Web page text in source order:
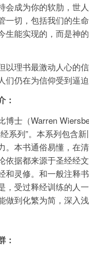
会成为你的软肋，世
一切，包括我们的生
生能实现的，而是神
以理书最激动人心的
们仍在为信仰受到逼
：
博士（Warren
系列”。本系列包含
。本书通俗易懂，在
依据都来源于圣经经
和灵修。和一般注释
，受过释经训练的人
做到化繁为简，深入浅
：